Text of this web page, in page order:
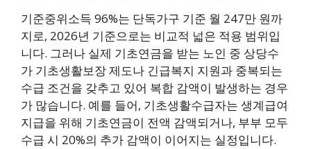
기준중위소득 96%는 단독가구 기준 월 247만 원까
지로, 2026년 기준으로는 비교적 넓은 적용 범위입
니다. 그러나 실제 기초연금을 받는 노인 중 상당수
가 기초생활보장 제도나 긴급복지 지원과 중복되는
수급 조건을 갖추고 있어 복합 감액이 발생하는 경우
가 많습니다. 예를 들어, 기초생활수급자는 생계급여
지급을 위해 기초연금이 전액 감액되거나, 부부 모두
수급 시 20%의 추가 감액이 이어지는 실정입니다.